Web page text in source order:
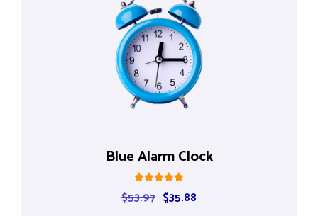
Blue Alarm Clock
Rated
5.00
$53.97 $35.88